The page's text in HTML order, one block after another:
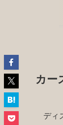
カー
ディ